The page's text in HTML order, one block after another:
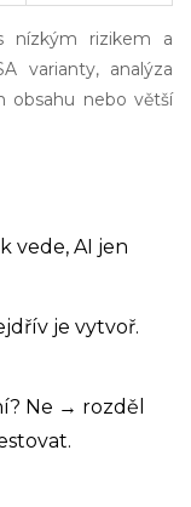
nízkým rizikem a
varianty, analýza
obsahu nebo větší
vede, AI jen
je vytvoř.
Ne → rozděl